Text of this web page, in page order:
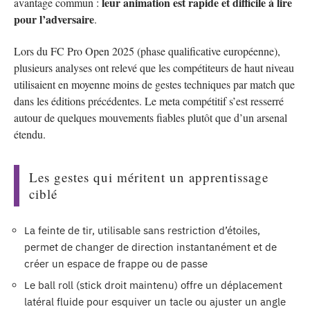
pour l’adversaire.
Lors du FC Pro Open 2025 (phase qualificative européenne),
plusieurs analyses ont relevé que les compétiteurs de haut niveau
utilisaient en moyenne moins de gestes techniques par match que
dans les éditions précédentes. Le meta compétitif s’est resserré
autour de quelques mouvements fiables plutôt que d’un arsenal
étendu.
Les gestes qui méritent un apprentissage
ciblé
La feinte de tir, utilisable sans restriction d’étoiles,
permet de changer de direction instantanément et de
créer un espace de frappe ou de passe
Le ball roll (stick droit maintenu) offre un déplacement
latéral fluide pour esquiver un tacle ou ajuster un angle